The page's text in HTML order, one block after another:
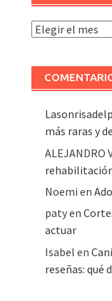
Archivo
artículos
más raras y
ALEJANDRO
Noemi en
patyen
actuar
Isabel en
reseñas: qué